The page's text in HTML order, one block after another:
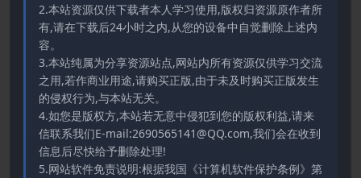
2.本站资源仅供下载者本人学习使用,版权归资源原作者所
有,请在下载后24小时之内,从您的设备中自觉删除上述内
容。
3.本站纯属为分享资源站点,网站内所有资源仅供学习交流
之用,若作商业用途,请购买正版,由于未及时购买正版发生
的侵权行为,与本站无关。
4.如您是版权方,本站若无意中侵犯到您的版权利益,请来
信联系我们E-mail:2690565141@QQ.com,我们会在收到
信息后尽快给予删除处理!
5.网站软件免责说明:根据我国《计算机软件保护条例》第